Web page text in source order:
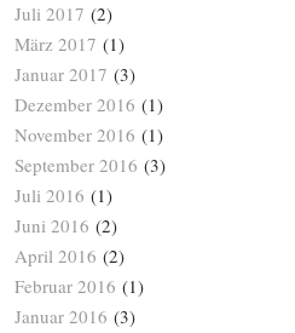
Juli 2017 (2)
März 2017 (1)
Januar 2017 (3)
Dezember 2016 (1)
November 2016 (1)
September 2016 (3)
Juli 2016 (1)
Juni 2016 (2)
April 2016 (2)
Februar 2016 (1)
Januar 2016 (3)